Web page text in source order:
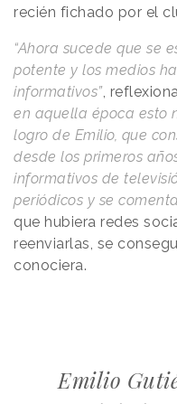
recién fichado por el
“Ahora sucede que se
potente y los medios
informativos”,
en aquella época esto
logro de Emilio, que
desde los primeros
informativos de
periódicos y se
que hubiera redes
reenviarlas, se
conociera.
Emilio